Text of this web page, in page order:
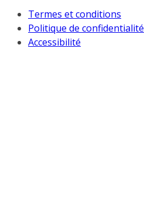
Termes et conditions
Politique de confidentialité
Accessibilité